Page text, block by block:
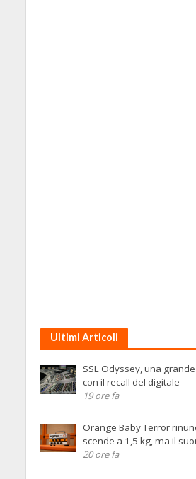
Ultimi Articoli
SSL Odyssey, una
con il recall del digitale
19 ore fa
Orange Baby Terror
scende a 1,5 kg, ma il
20 ore fa